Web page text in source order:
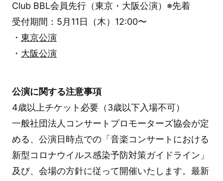
Club BBL会員先行（東京・大阪公演）※先着
受付期間：5月11日（木）12:00〜
・ 東京公演
・ 大阪公演
公演に関する注意事項
4歳以上チケット必要（3歳以下入場不可）
一般社団法人コンサートプロモーターズ協会が定
める、公演日時点での「音楽コンサートにおける
新型コロナウイルス感染予防対策ガイドライン」
及び、会場の方針に従って開催いたします。最新